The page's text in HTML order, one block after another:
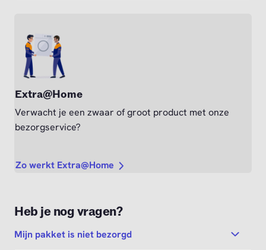
Extra@Home
Verwacht je een zwaar of groot product met onze
bezorgservice?
Zo werkt Extra@Home
Heb je nog vragen?
Mijn pakket is niet bezorgd